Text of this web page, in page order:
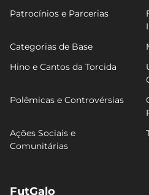
Patrocínios e Parcerias
Categorias de Base
Hino e Cantos da Torcida
Polêmicas e Controvérsias
Ações Sociais e
Comunitárias
FutGalo